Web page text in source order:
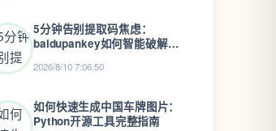
5分钟告别提取码焦虑：
baidupankey如何智能破解百
2026/8/10 7:06:50
如何快速生成中国车牌图片：
Python开源工具完整指南